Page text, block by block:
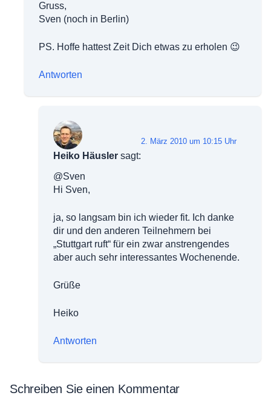
Gruss,
Sven (noch in Berlin)
PS. Hoffe hattest Zeit Dich etwas zu erholen 😉
Antworten
Heiko Häusler sagt:
2. März 2010 um 10:15 Uhr
@Sven
Hi Sven,
ja, so langsam bin ich wieder fit. Ich danke
dir und den anderen Teilnehmern bei
„Stuttgart ruft“ für ein zwar anstrengendes
aber auch sehr interessantes Wochenende.
Grüße
Heiko
Antworten
Schreiben Sie einen Kommentar